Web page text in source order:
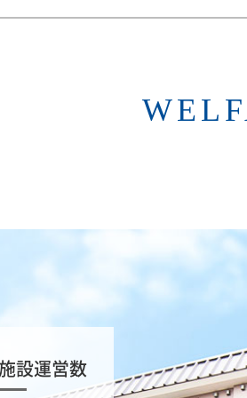
設運営数